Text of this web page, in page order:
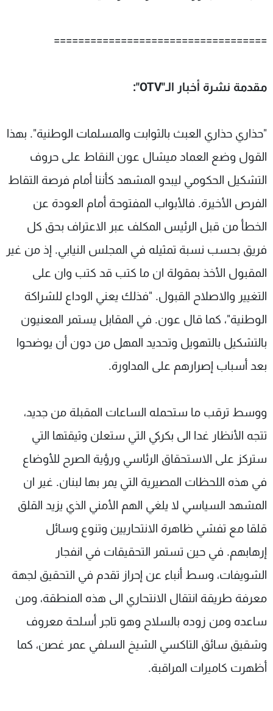
===================================
مقدمة نشرة أخبار الـ"OTV":
"حذاري حذاري العبث بالثوابت والمسلمات الوطنية". بهذا
القول وضع العماد ميشال عون النقاط على حروف
التشكيل الحكومي ليبدو المشهد كأننا أمام فرصة التقاط
الفرص الأخيرة. فالأبواب المفتوحة أمام العودة عن
الخطأ من قبل الرئيس المكلف عبر الاعتراف بحق كل
فريق بحسب نسبة تمثيله في المجلس النيابي. إذ من غير
المقبول الأخذ بمقولة ان ما كتب قد كتب وان على
التغيير والاصلاح القبول. "فذلك يعني الوداع للشراكة
الوطنية"، كما قال عون. في المقابل يستمر المعنيون
بالتشكيل بالتهويل وتحديد المهل من دون أن يوضحوا
بعد أسباب إصرارهم على المداورة.
ووسط ترقب ما ستحمله الساعات المقبلة من جديد،
تتجه الأنظار غدا الى بكركي التي ستعلن وثيقتها التي
ستركز على الاستحقاق الرئاسي ورؤية الصرح للأوضاع
في هذه اللحظات المصيرية التي يمر بها لبنان. غير ان
المشهد السياسي لا يلغي الهم الأمني الذي يزيد القلق
قلقا مع تفشي ظاهرة الانتحاريين وتنوع وسائل
إرهابهم. في حين تستمر التحقيقات في انفجار
الشويفات، وسط أنباء عن إحراز تقدم في التحقيق لجهة
معرفة طريقة انتقال الانتحاري الى هذه المنطقة، ومن
ساعده ومن زوده بالسلاح وهو تاجر أسلحة معروف
وشقيق سائق التاكسي الشيخ السلفي عمر غصن، كما
أظهرت كاميرات المراقبة.